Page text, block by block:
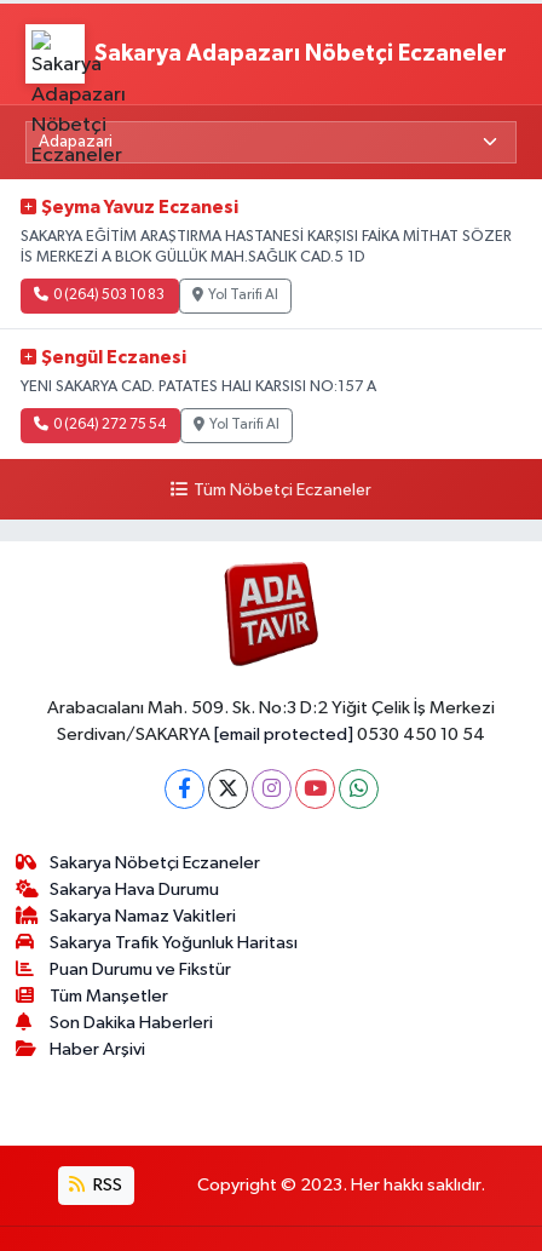
Sakarya Adapazarı Nöbetçi Eczaneler
Şeyma Yavuz Eczanesi
SAKARYA EĞİTİM ARAŞTIRMA HASTANESİ KARŞISI FAİKA MİTHAT SÖZER
İS MERKEZİ A BLOK GÜLLÜK MAH.SAĞLIK CAD.5 1D
0 (264) 503 10 83 Yol Tarifi Al
Şengül Eczanesi
YENI SAKARYA CAD. PATATES HALI KARSISI NO:157 A
0 (264) 272 75 54 Yol Tarifi Al
Tüm Nöbetçi Eczaneler
Arabacıalanı Mah. 509. Sk. No:3 D:2 Yiğit Çelik İş Merkezi
Serdivan/SAKARYA [email protected] 0530 450 10 54
Sakarya Nöbetçi Eczaneler
Sakarya Hava Durumu
Sakarya Namaz Vakitleri
Sakarya Trafik Yoğunluk Haritası
Puan Durumu ve Fikstür
Tüm Manşetler
Son Dakika Haberleri
Haber Arşivi
RSS Copyright © 2023. Her hakkı saklıdır.